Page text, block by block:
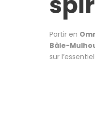
Partir en
Bâle-
sur